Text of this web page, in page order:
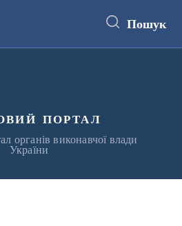
Пошук
портал
органів виконавчої влади
України